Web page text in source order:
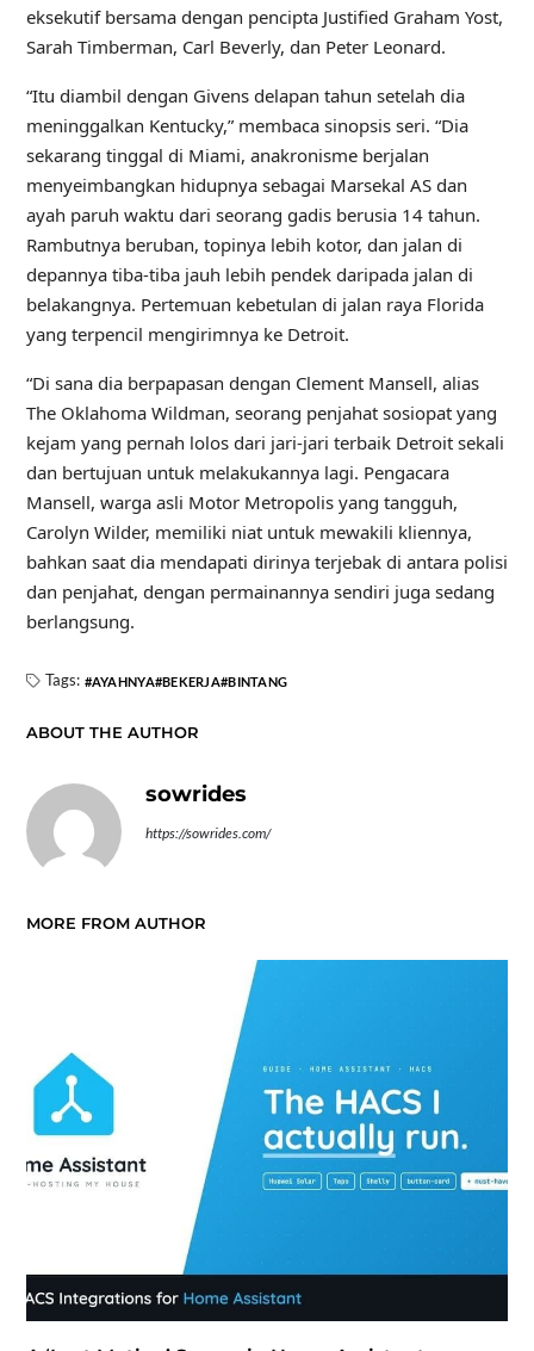
eksekutif bersama dengan pencipta Justified Graham Yost,
Sarah Timberman, Carl Beverly, dan Peter Leonard.
“Itu diambil dengan Givens delapan tahun setelah dia
meninggalkan Kentucky,” membaca sinopsis seri. “Dia
sekarang tinggal di Miami, anakronisme berjalan
menyeimbangkan hidupnya sebagai Marsekal AS dan
ayah paruh waktu dari seorang gadis berusia 14 tahun.
Rambutnya beruban, topinya lebih kotor, dan jalan di
depannya tiba-tiba jauh lebih pendek daripada jalan di
belakangnya. Pertemuan kebetulan di jalan raya Florida
yang terpencil mengirimnya ke Detroit.
“Di sana dia berpapasan dengan Clement Mansell, alias
The Oklahoma Wildman, seorang penjahat sosiopat yang
kejam yang pernah lolos dari jari-jari terbaik Detroit sekali
dan bertujuan untuk melakukannya lagi. Pengacara
Mansell, warga asli Motor Metropolis yang tangguh,
Carolyn Wilder, memiliki niat untuk mewakili kliennya,
bahkan saat dia mendapati dirinya terjebak di antara polisi
dan penjahat, dengan permainannya sendiri juga sedang
berlangsung.
Tags: AYAHNYA BEKERJA BINTANG
ABOUT THE AUTHOR
sowrides
https://sowrides.com/
MORE FROM AUTHOR